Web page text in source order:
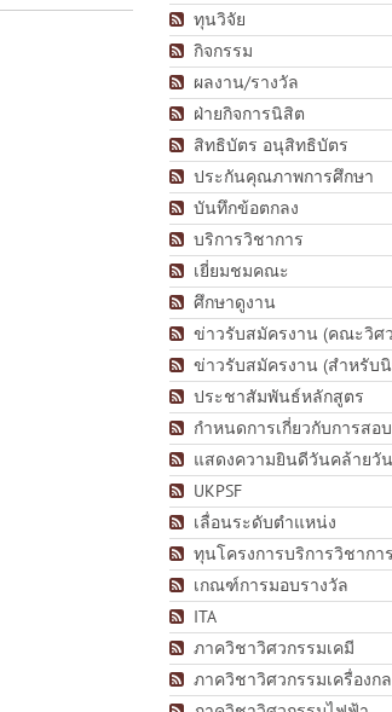
ทุนวิจัย
กิจกรรม
ผลงาน/รางวัล
ฝ่ายกิจการนิสิต
สิทธิบัตร อนุสิทธิบัตร
ประกันคุณภาพการศึกษา
บันทึกข้อตกลง
บริการวิชาการ
เยี่ยมชมคณะ
ศึกษาดูงาน
ข่าวรับสมัครงาน (คณะวิศ
ข่าวรับสมัครงาน (สำหรับ
ประชาสัมพันธ์หลักสูตร
กำหนดการเกี่ยวกับการสอบ
แสดงความยินดีวันคล้ายวั
UKPSF
เลื่อนระดับตำแหน่ง
ทุนโครงการบริการวิชากา
เกณฑ์การมอบรางวัล
ITA
ภาควิชาวิศวกรรมเคมี
ภาควิชาวิศวกรรมเครื่องกล